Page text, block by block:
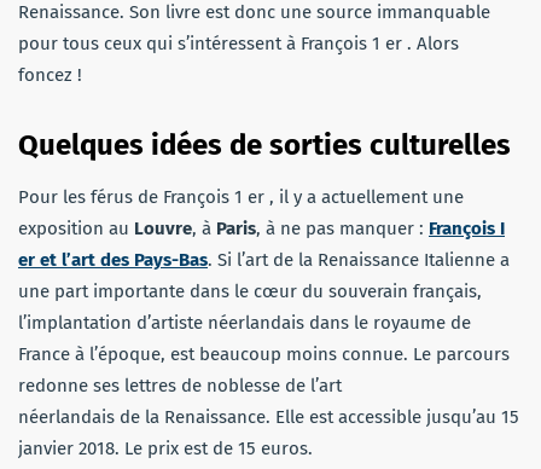
Renaissance. Son livre est donc une source immanquable
pour tous ceux qui s’intéressent à François 1 er . Alors
foncez !
Quelques idées de sorties culturelles
Pour les férus de François 1 er , il y a actuellement une
exposition au Louvre, à Paris, à ne pas manquer : François I
er et l’art des Pays-Bas. Si l’art de la Renaissance Italienne a
une part importante dans le cœur du souverain français,
l’implantation d’artiste néerlandais dans le royaume de
France à l’époque, est beaucoup moins connue. Le parcours
redonne ses lettres de noblesse de l’art
néerlandais de la Renaissance. Elle est accessible jusqu’au 15
janvier 2018. Le prix est de 15 euros.